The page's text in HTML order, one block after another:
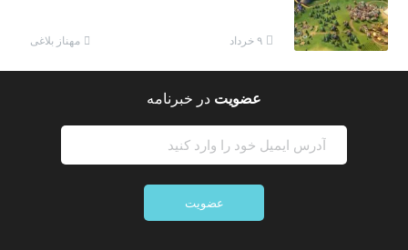
۹ خرداد مهناز بلاغی
عضویت در خبرنامه
عضویت